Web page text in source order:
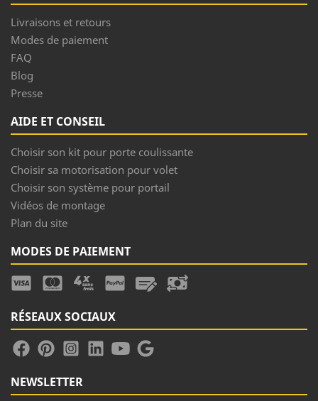
Livraisons et retours
Modes de paiement
FAQ
Blog
Presse
AIDE ET CONSEIL
Choisir son kit pour porte coulissante
Choisir sa motorisation pour volet
Choisir son système pour portail
Vidéos de montage
Plan du site
MODES DE PAIEMENT
RÉSEAUX SOCIAUX
NEWSLETTER